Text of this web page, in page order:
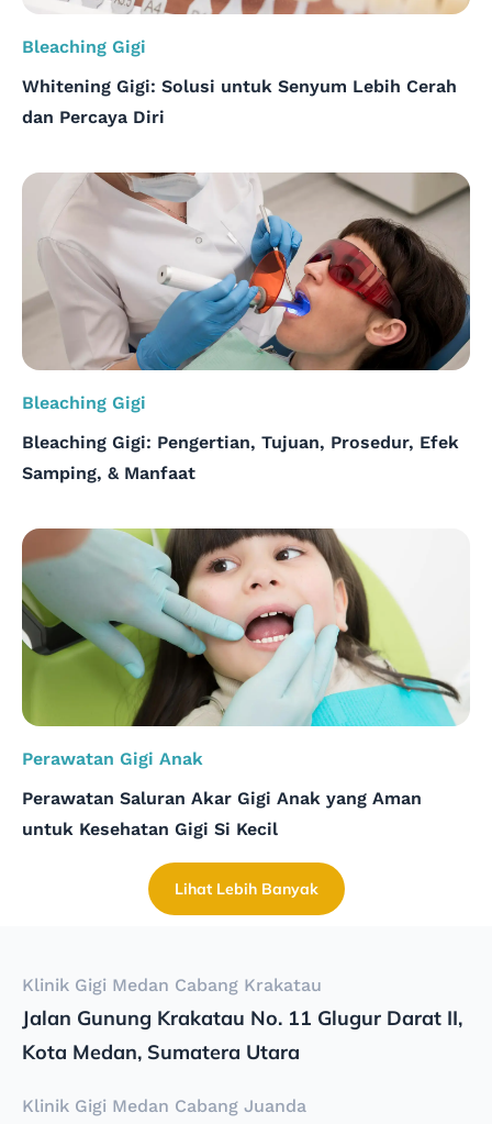
Lihat Lebih Banyak
Bleaching Gigi
Whitening Gigi: Solusi untuk Senyum Lebih Cerah
dan Percaya Diri
Bleaching Gigi
Bleaching Gigi: Pengertian, Tujuan, Prosedur, Efek
Samping, & Manfaat
Perawatan Gigi Anak
Perawatan Saluran Akar Gigi Anak yang Aman
untuk Kesehatan Gigi Si Kecil
Klinik Gigi Medan Cabang Krakatau
Jalan Gunung Krakatau No. 11 Glugur Darat II,
Kota Medan, Sumatera Utara
Klinik Gigi Medan Cabang Juanda